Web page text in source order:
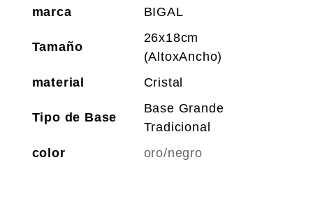
marca BIGAL
Tamaño
26x18cm
(AltoxAncho)
material
Cristal
Tipo de Base
Base Grande
Tradicional
color
oro/negro